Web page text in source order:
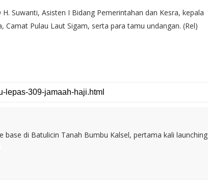
Suwanti, Asisten I Bidang Pemerintahan dan Kesra, kepala
Pulau Laut Sigam, serta para tamu undangan. (Rel)
di Batulicin Tanah Bumbu Kalsel, pertama kali launching